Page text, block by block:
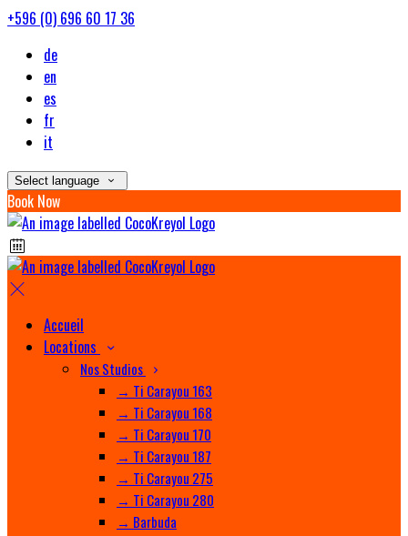
+596 (0) 696 60 17 36
de
en
es
fr
it
Select language
Book Now
Accueil
Locations
Nos Studios
→ Ti Carayou 163
→ Ti Carayou 168
→ Ti Carayou 170
→ Ti Carayou 187
→ Ti Carayou 275
→ Ti Carayou 280
→ Barbuda